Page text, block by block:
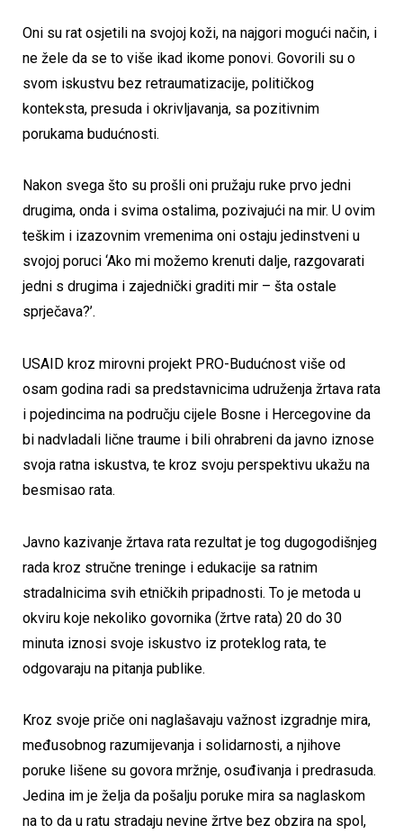
Oni su rat osjetili na svojoj koži, na najgori mogući način, i
ne žele da se to više ikad ikome ponovi. Govorili su o
svom iskustvu bez retraumatizacije, političkog
konteksta, presuda i okrivljavanja, sa pozitivnim
porukama budućnosti.
Nakon svega što su prošli oni pružaju ruke prvo jedni
drugima, onda i svima ostalima, pozivajući na mir. U ovim
teškim i izazovnim vremenima oni ostaju jedinstveni u
svojoj poruci ‘Ako mi možemo krenuti dalje, razgovarati
jedni s drugima i zajednički graditi mir – šta ostale
sprječava?’.
USAID kroz mirovni projekt PRO-Budućnost više od
osam godina radi sa predstavnicima udruženja žrtava rata
i pojedincima na području cijele Bosne i Hercegovine da
bi nadvladali lične traume i bili ohrabreni da javno iznose
svoja ratna iskustva, te kroz svoju perspektivu ukažu na
besmisao rata.
Javno kazivanje žrtava rata rezultat je tog dugogodišnjeg
rada kroz stručne treninge i edukacije sa ratnim
stradalnicima svih etničkih pripadnosti. To je metoda u
okviru koje nekoliko govornika (žrtve rata) 20 do 30
minuta iznosi svoje iskustvo iz proteklog rata, te
odgovaraju na pitanja publike.
Kroz svoje priče oni naglašavaju važnost izgradnje mira,
međusobnog razumijevanja i solidarnosti, a njihove
poruke lišene su govora mržnje, osuđivanja i predrasuda.
Jedina im je želja da pošalju poruke mira sa naglaskom
na to da u ratu stradaju nevine žrtve bez obzira na spol,